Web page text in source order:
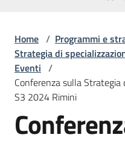
Strategia
S3
2014-
2020
S
Home / Programmi e
Strategia di
Eventi /
Conferenza sulla
S3 2024 Rimini